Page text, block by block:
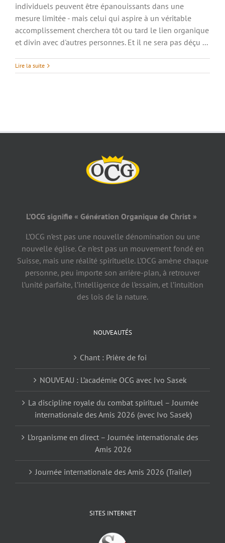
individuels peuvent être épanouissants dans une
mesure limitée - mais celui qui aspire à un véritable
accomplissement cherchera tôt ou tard le lien organique
et divin avec d'autres personnes. Et il ne sera pas déçu ...
Lire la suite
L’OCG signifie « Génération Organique de Christ »
L’OCG n’est pas une nouvelle dénomination ou une
nouvelle église. Ce n’est pas un mouvement fondé en
Suisse, mais une réalité spirituelle. L’OCG amène chaque
personne, peu importe son arrière-plan, à retrouver
l’unité parfaite, l’intelligence de l’essaim, et l’intuition
des lois de la nature.
NOUVEAUTÉS
Chant : Prière de foi
NOUVEAU : L’académie OCG avec Ivo Sasek
La discipline royale du combat spirituel – Journée
internationale des Amis 2026 (avec Ivo Sasek)
L’organisme en direct – Journée internationale des
Amis 2026
Journée internationale des Amis 2026 (Trailer)
SITES INTERNET